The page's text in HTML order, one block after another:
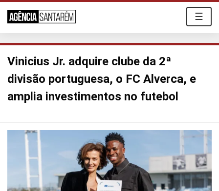
☰
Vinicius Jr. adquire clube da 2ª
divisão portuguesa, o FC Alverca, e
amplia investimentos no futebol